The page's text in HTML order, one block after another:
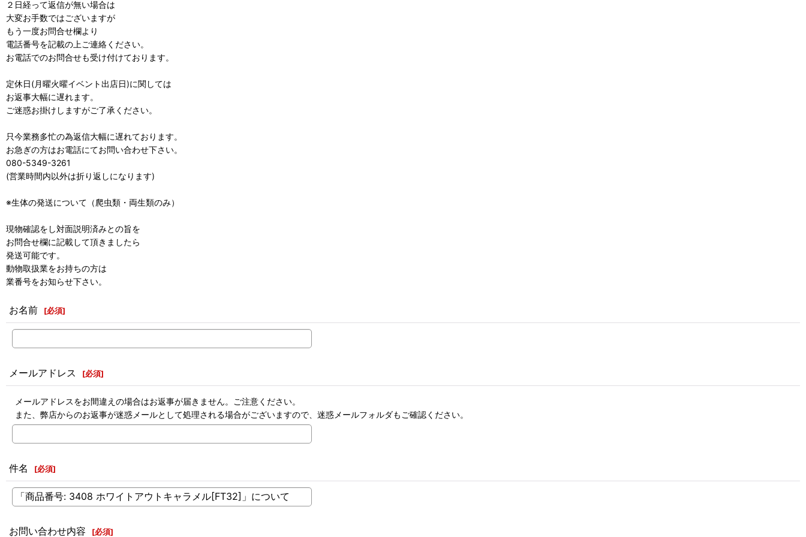
２日経って返信が無い場合は
大変お手数ではございますが
もう一度お問合せ欄より
電話番号を記載の上ご連絡ください。
お電話でのお問合せも受け付けております。
定休日(月曜火曜イベント出店日)に関しては
お返事大幅に遅れます。
ご迷惑お掛けしますがご了承ください。
只今業務多忙の為返信大幅に遅れております。
お急ぎの方はお電話にてお問い合わせ下さい。
080-5349-3261
(営業時間内以外は折り返しになります)
※生体の発送について（爬虫類・両生類のみ）
現物確認をし対面説明済みとの旨を
お問合せ欄に記載して頂きましたら
発送可能です。
動物取扱業をお持ちの方は
業番号をお知らせ下さい。
お名前 [必須]
メールアドレス [必須]
メールアドレスをお間違えの場合はお返事が届きません。ご注意ください。
また、弊店からのお返事が迷惑メールとして処理される場合がございますので、迷惑メールフォルダもご確認ください。
件名 [必須]
お問い合わせ内容 [必須]